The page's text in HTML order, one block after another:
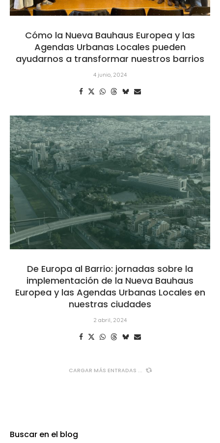
Cómo la Nueva Bauhaus Europea y las
Agendas Urbanas Locales pueden
ayudarnos a transformar nuestros barrios
4 junio, 2024
De Europa al Barrio: jornadas sobre la
implementación de la Nueva Bauhaus
Europea y las Agendas Urbanas Locales en
nuestras ciudades
2 abril, 2024
CARGAR MÁS ENTRADAS
Buscar en el blog